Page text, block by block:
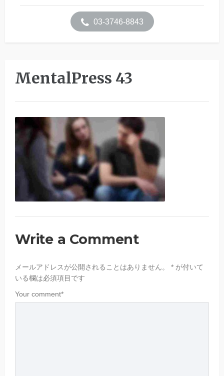
03-3746-8843
MentalPress 43
Write a Comment
メールアドレスが公開されることはありません。 * が付いて
いる欄は必須項目です
Your comment*